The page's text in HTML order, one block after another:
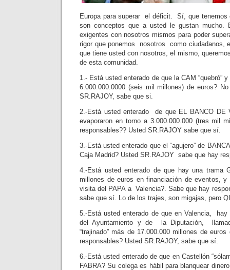
Europa para superar el déficit. Sí, que tenemos
son conceptos que a usted le gustan mucho.
exigentes con nosotros mismos para poder
rigor que ponemos nosotros como ciudadanos,
que tiene usted con nosotros, el mismo,
de esta comunidad.
1.- Está usted enterado de que la CAM “quebró”
6.000.000.0000 (seis mil millones) de euros?
SR.RAJOY, sabe que si.
2.-Está usted enterado de que EL BANCO DE
evaporaron en torno a 3.000.000.000 (tres mil
responsables?? Usted SR.RAJOY sabe que sí.
3.-Está usted enterado que el “agujero” de
Caja Madrid? Usted SR.RAJOY sabe que hay
4.-Está usted enterado de que hay una trama
millones de euros en financiación de eventos, y
visita del PAPA a Valencia?. Sabe que hay
sabe que sí. Lo de los trajes, son migajas, pero
5.-Está usted enterado de que en Valencia, hay
del Ayuntamiento y de la Diputación,
“trajinado” más de 17.000.000 millones de
responsables? Usted SR.RAJOY, sabe que sí.
6.-Está usted enterado de que en Castellón
FABRA? Su colega es hábil para blanquear